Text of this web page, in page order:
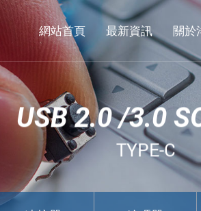
東
莞
市
瀚
實
業
有
限
網站首頁 最新資訊 關於
USB 2.0 /3.0
TYPE-C